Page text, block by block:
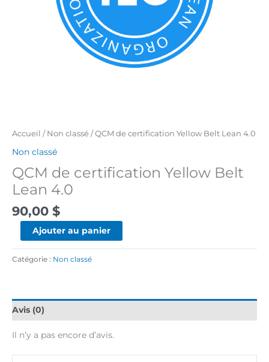
Accueil / Non classé / QCM de certification Yellow Belt Lean 4.0
Non classé
QCM de certification Yellow Belt
Lean 4.0
90,00 $
Ajouter au panier
Catégorie : Non classé
Avis (0)
Il n’y a pas encore d’avis.